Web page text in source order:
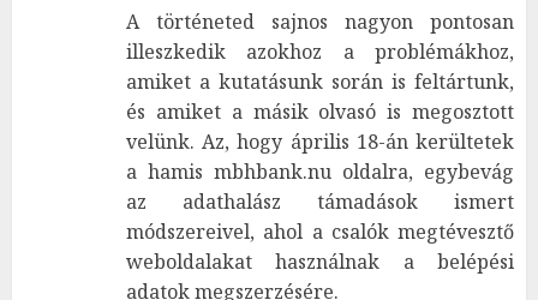
A történeted sajnos nagyon pontosan
illeszkedik azokhoz a problémákhoz,
amiket a kutatásunk során is feltártunk,
és amiket a másik olvasó is megosztott
velünk. Az, hogy április 18-án kerültetek
a hamis mbhbank.nu oldalra, egybevág
az adathalász támadások ismert
módszereivel, ahol a csalók megtévesztő
weboldalakat használnak a belépési
adatok megszerzésére.